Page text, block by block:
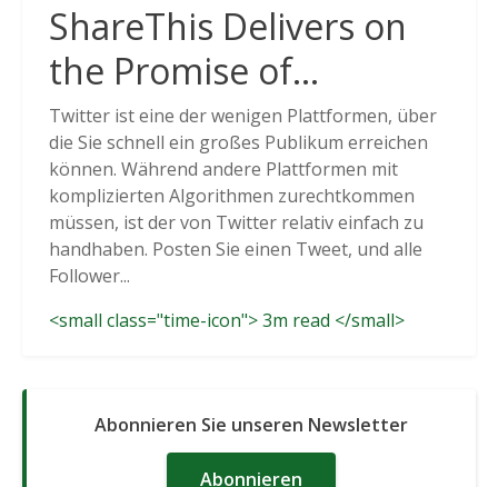
ShareThis Delivers on
the Promise of
Cookieless Data
Solutions
Twitter ist eine der wenigen Plattformen, über
die Sie schnell ein großes Publikum erreichen
können. Während andere Plattformen mit
komplizierten Algorithmen zurechtkommen
müssen, ist der von Twitter relativ einfach zu
handhaben. Posten Sie einen Tweet, und alle
Follower...
<small class="time-icon"> 3m read </small>
Abonnieren Sie unseren Newsletter
Abonnieren